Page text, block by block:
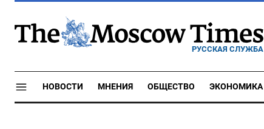
РУССКАЯ СЛУЖБА
НОВОСТИ МНЕНИЯ ОБЩЕСТВО ЭКОНОМИКА